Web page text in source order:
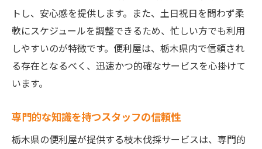
トし、安心感を提供します。また、土日祝日を問わず柔
軟にスケジュールを調整できるため、忙しい方でも利用
しやすいのが特徴です。便利屋は、栃木県内で信頼され
る存在となるべく、迅速かつ的確なサービスを心掛けて
います。
専門的な知識を持つスタッフの信頼性
栃木県の便利屋が提供する枝木伐採サービスは、専門的